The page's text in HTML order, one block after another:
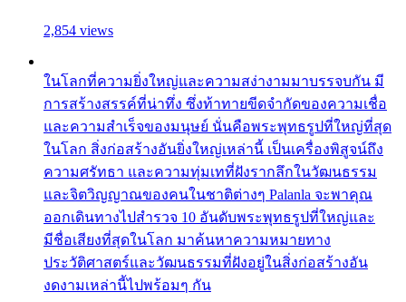
2,854 views
ในโลกที่ความยิ่งใหญ่และความสง่างามมาบรรจบกัน มี
การสร้างสรรค์ที่น่าทึ่ง ซึ่งท้าทายขีดจำกัดของความเชื่อ
และความสำเร็จของมนุษย์ นั่นคือพระพุทธรูปที่ใหญ่ที่สุด
ในโลก สิ่งก่อสร้างอันยิ่งใหญ่เหล่านี้ เป็นเครื่องพิสูจน์ถึง
ความศรัทธา และความทุ่มเทที่ฝังรากลึกในวัฒนธรรม
และจิตวิญญาณของคนในชาติต่างๆ Palanla จะพาคุณ
ออกเดินทางไปสำรวจ 10 อันดับพระพุทธรูปที่ใหญ่และ
มีชื่อเสียงที่สุดในโลก มาค้นหาความหมายทาง
ประวัติศาสตร์และวัฒนธรรมที่ฝังอยู่ในสิ่งก่อสร้างอัน
งดงามเหล่านี้ไปพร้อมๆ กัน